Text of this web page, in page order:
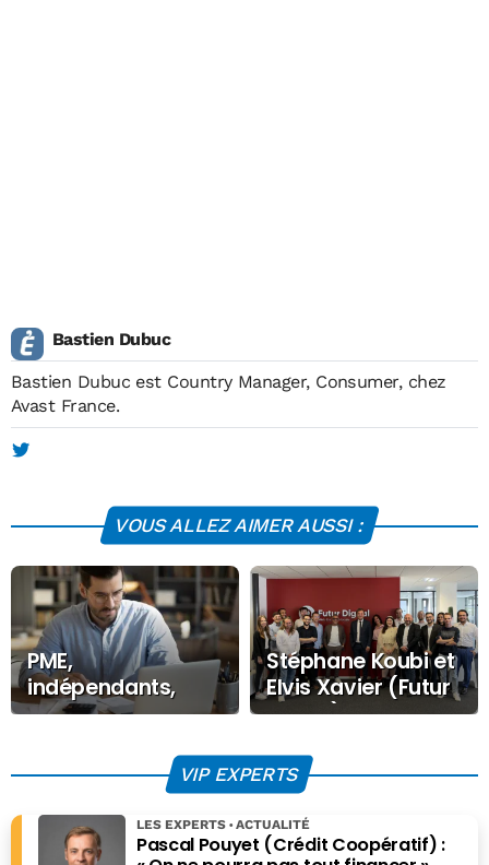
Bastien Dubuc
Bastien Dubuc est Country Manager, Consumer, chez
Avast France.
VOUS ALLEZ AIMER AUSSI :
PME,
indépendants,
startups : quelle
comptabilité en
correspond
vraiment ?
Stéphane Koubi et
Elvis Xavier (Futur
Digital) : l’IA
à Caen
VIP EXPERTS
Pascal Pouyet (Crédit Coopératif) :
LES EXPERTS ACTUALITÉ